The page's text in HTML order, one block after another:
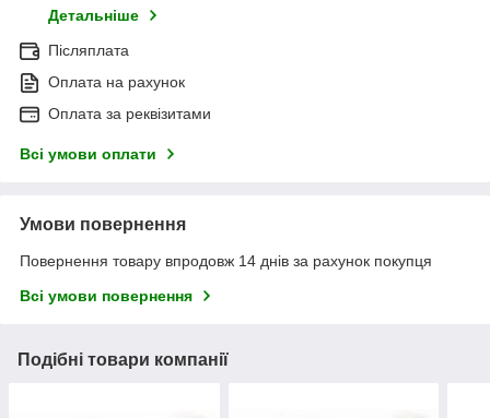
Детальніше
Післяплата
Оплата на рахунок
Оплата за реквізитами
Всі умови оплати
Умови повернення
Повернення товару впродовж 14 днів за рахунок покупця
Всі умови повернення
Подібні товари компанії